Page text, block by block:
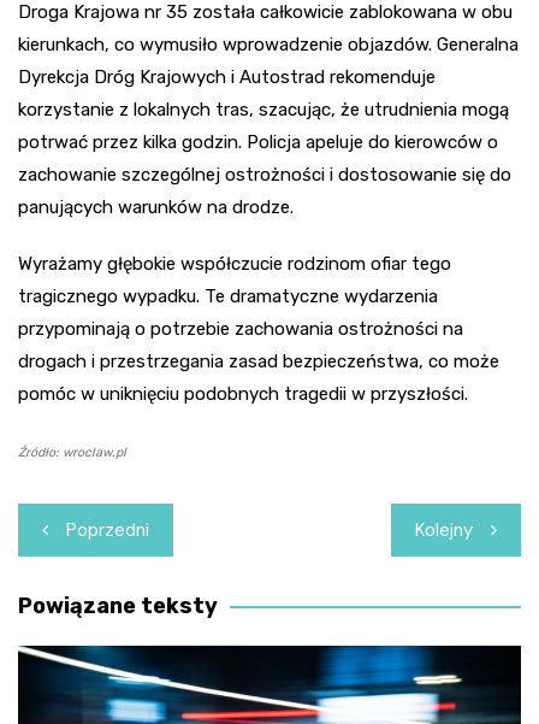
Droga Krajowa nr 35 została całkowicie zablokowana w obu
kierunkach, co wymusiło wprowadzenie objazdów. Generalna
Dyrekcja Dróg Krajowych i Autostrad rekomenduje
korzystanie z lokalnych tras, szacując, że utrudnienia mogą
potrwać przez kilka godzin. Policja apeluje do kierowców o
zachowanie szczególnej ostrożności i dostosowanie się do
panujących warunków na drodze.
Wyrażamy głębokie współczucie rodzinom ofiar tego
tragicznego wypadku. Te dramatyczne wydarzenia
przypominają o potrzebie zachowania ostrożności na
drogach i przestrzegania zasad bezpieczeństwa, co może
pomóc w uniknięciu podobnych tragedii w przyszłości.
Źródło: wroclaw.pl
Nawigacja
wpisu
Poprzedni Kolejny
Powiązane teksty